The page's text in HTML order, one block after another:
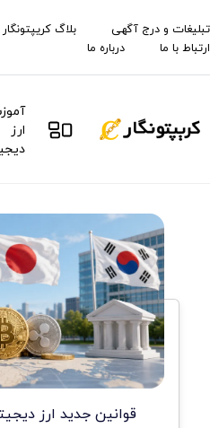
تبلیغات و درج آگهی
بلاگ کریپتونگار
ارتباط با ما
درباره ما
ارز
قوانین جدید ارز